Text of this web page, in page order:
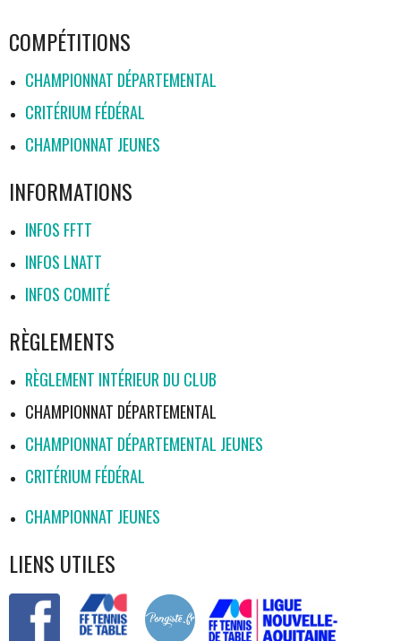
COMPÉTITIONS
CHAMPIONNAT DÉPARTEMENTAL
CRITÉRIUM FÉDÉRAL
CHAMPIONNAT JEUNES
INFORMATIONS
INFOS FFTT
INFOS LNATT
INFOS COMITÉ
RÈGLEMENTS
RÈGLEMENT INTÉRIEUR DU CLUB
CHAMPIONNAT DÉPARTEMENTAL
CHAMPIONNAT DÉPARTEMENTAL JEUNES
CRITÉRIUM FÉDÉRAL
CHAMPIONNAT JEUNES
LIENS UTILES